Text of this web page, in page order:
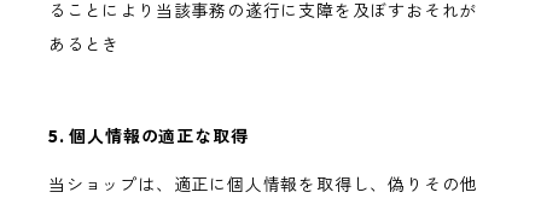
ることにより当該事務の遂行に支障を及ぼすおそれが
あるとき
5. 個人情報の適正な取得
当ショップは、適正に個人情報を取得し、偽りその他